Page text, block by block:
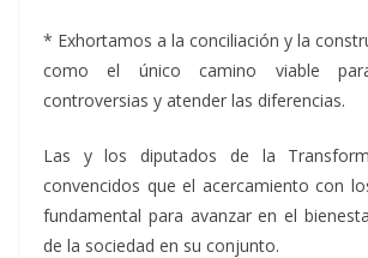
* Exhortamos a la conciliación y la
como el único camino viable
controversias y atender las diferencias.
Las y los diputados de la
convencidos que el acercamiento con
fundamental para avanzar en el
de la sociedad en su conjunto.